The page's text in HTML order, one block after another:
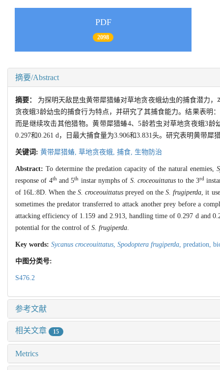
PDF
2098
摘要/Abstract
摘要： 为探明天敌昆虫黄带犀猎蝽对草地贪夜蛾幼虫的捕食潜力
贪夜蛾3龄幼虫的捕食行为特点，并研究了其捕食能力。结果表明
而是继续攻击其他猎物。黄带犀猎蝽4、5龄若虫对草地贪夜蛾3
0.297和0.261 d，日最大捕食量为3.906和3.831头。研究表明黄带
关键词: 黄带犀猎蝽, 草地贪夜蛾, 捕食, 生物防治
Abstract: To determine the predation capacity of the natural enemies,
response of 4thand 5th instar nymphs of S. croceouittatusto the 3rd
of 16L:8D. When the S. croceouittatus preyed on theS. frugiperda, it
sometimes the predator transferred to attack another prey before a
attacking efficiency of 1.159 and 2.913, handling time of 0.297 d and
potential for the control of S. frugiperda.
Key words: Sycanus croceouittatus, Spodoptera frugiperda, predation,
中图分类号:
S476.2
参考文献
相关文章 15
Metrics